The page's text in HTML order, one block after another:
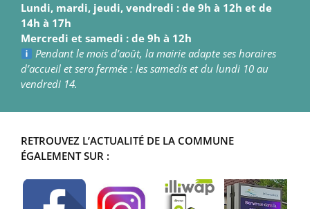
Lundi, mardi, jeudi, vendredi : de 9h à 12h et de
14h à 17h
Mercredi et samedi : de 9h à 12h
Pendant le mois d’août, la mairie adapte ses horaires
d’accueil et sera fermée : les samedis et du lundi 10 au
vendredi 14.
RETROUVEZ L’ACTUALITÉ DE LA COMMUNE
ÉGALEMENT SUR :